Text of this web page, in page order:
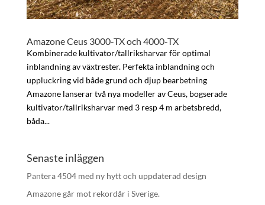
Amazone Ceus 3000-TX och 4000-TX
Kombinerade kultivator/tallriksharvar för optimal
inblandning av växtrester. Perfekta inblandning och
uppluckring vid både grund och djup bearbetning
Amazone lanserar två nya modeller av Ceus, bogserade
kultivator/tallriksharvar med 3 resp 4 m arbetsbredd,
båda...
Senaste inläggen
Pantera 4504 med ny hytt och uppdaterad design
Amazone går mot rekordår i Sverige.